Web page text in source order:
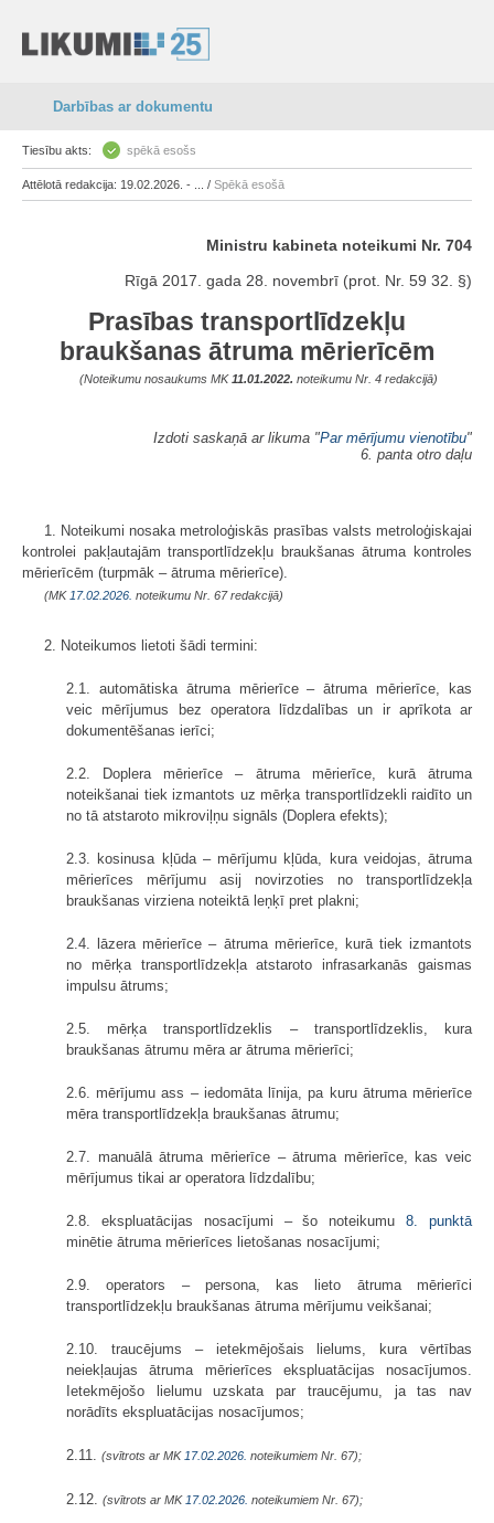
Darbības ar dokumentu
Tiesību akts: spēkā esošs
Attēlotā redakcija: 19.02.2026. - ... / Spēkā esošā
Ministru kabineta noteikumi Nr. 704
Rīgā 2017. gada 28. novembrī (prot. Nr. 59 32. §)
Prasības transportlīdzekļu
braukšanas ātruma mērierīcēm
(Noteikumu nosaukums MK11.01.2022. noteikumu Nr. 4 redakcijā)
Izdoti saskaņā ar likuma "Par mērījumu vienotību"
6. panta otro daļu
1. Noteikumi nosaka metroloģiskās prasības valsts metroloģiskajai
kontrolei pakļautajām transportlīdzekļu braukšanas ātruma kontroles
mērierīcēm (turpmāk – ātruma mērierīce).
(MK 17.02.2026. noteikumu Nr. 67 redakcijā)
2. Noteikumos lietoti šādi termini:
2.1. automātiska ātruma mērierīce – ātruma mērierīce, kas
veic mērījumus bez operatora līdzdalības un ir aprīkota ar
dokumentēšanas ierīci;
2.2. Doplera mērierīce – ātruma mērierīce, kurā ātruma
noteikšanai tiek izmantots uz mērķa transportlīdzekli raidīto un
no tā atstaroto mikroviļņu signāls (Doplera efekts);
2.3. kosinusa kļūda – mērījumu kļūda, kura veidojas, ātruma
mērierīces mērījumu asij novirzoties no transportlīdzekļa
braukšanas virziena noteiktā leņķī pret plakni;
2.4. lāzera mērierīce – ātruma mērierīce, kurā tiek izmantots
no mērķa transportlīdzekļa atstaroto infrasarkanās gaismas
impulsu ātrums;
2.5. mērķa transportlīdzeklis – transportlīdzeklis, kura
braukšanas ātrumu mēra ar ātruma mērierīci;
2.6. mērījumu ass – iedomāta līnija, pa kuru ātruma mērierīce
mēra transportlīdzekļa braukšanas ātrumu;
2.7. manuālā ātruma mērierīce – ātruma mērierīce, kas veic
mērījumus tikai ar operatora līdzdalību;
2.8. ekspluatācijas nosacījumi – šo noteikumu8. punktā
minētie ātruma mērierīces lietošanas nosacījumi;
2.9. operators – persona, kas lieto ātruma mērierīci
transportlīdzekļu braukšanas ātruma mērījumu veikšanai;
2.10. traucējums – ietekmējošais lielums, kura vērtības
neiekļaujas ātruma mērierīces ekspluatācijas nosacījumos.
Ietekmējošo lielumu uzskata par traucējumu, ja tas nav
norādīts ekspluatācijas nosacījumos;
2.11. (svītrots ar MK 17.02.2026. noteikumiem Nr. 67);
2.12. (svītrots ar MK 17.02.2026. noteikumiem Nr. 67);